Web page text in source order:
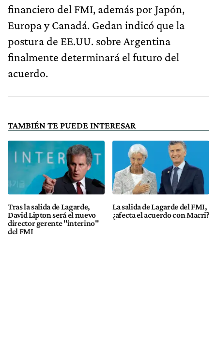
financiero del FMI, además por Japón,
Europa y Canadá. Gedan indicó que la
postura de EE.UU. sobre Argentina
finalmente determinará el futuro del
acuerdo.
TAMBIÉN TE PUEDE INTERESAR
Tras la salida de Lagarde,
David Lipton será el nuevo
director gerente "interino"
del FMI
La salida de Lagarde del FMI,
¿afecta el acuerdo con Macri?